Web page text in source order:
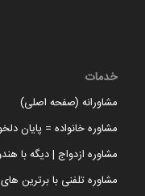
خدمات
مشاورانه (صفحه اصلی)
مشاوره خانواده = پایان
مشاوره ازدواج | دیگه با
مشاوره تلفنی با برترین